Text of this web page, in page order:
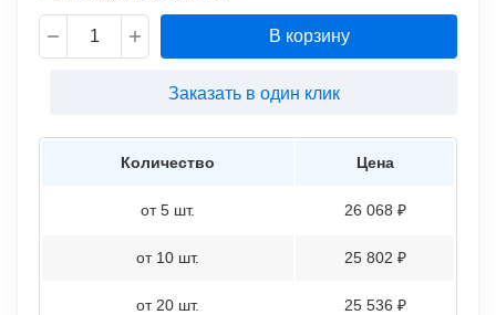
В корзину
Заказать в один клик
Количество Цена
от 5 шт. 26 068 ₽
от 10 шт. 25 802 ₽
от 20 шт. 25 536 ₽